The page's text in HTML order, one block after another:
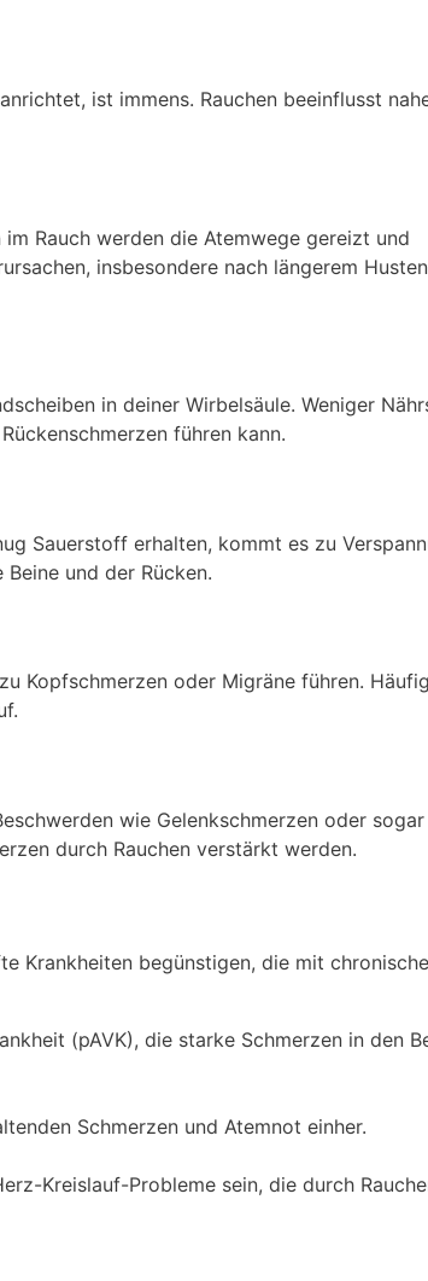
ist immens. Rauchen beeinflusst
Rauch werden die Atemwege gereizt und
insbesondere nach längerem
in deiner Wirbelsäule. Weniger
führen kann.
Sauerstoff erhalten, kommt es zu
und der Rücken.
Kopfschmerzen oder Migräne führen.
wie Gelenkschmerzen oder
durch Rauchen verstärkt werden.
Krankheiten begünstigen, die mit
(pAVK), die starke Schmerzen in den
Schmerzen und Atemnot einher.
Kreislauf-Probleme sein, die durch